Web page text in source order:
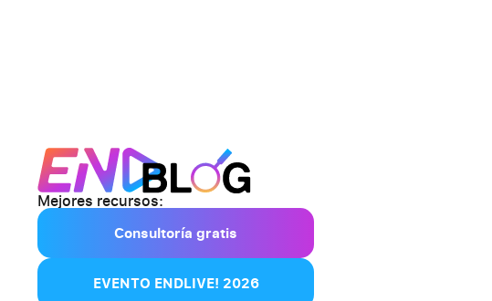
Mejores recursos:
Consultoría gratis
EVENTO ENDLIVE! 2026